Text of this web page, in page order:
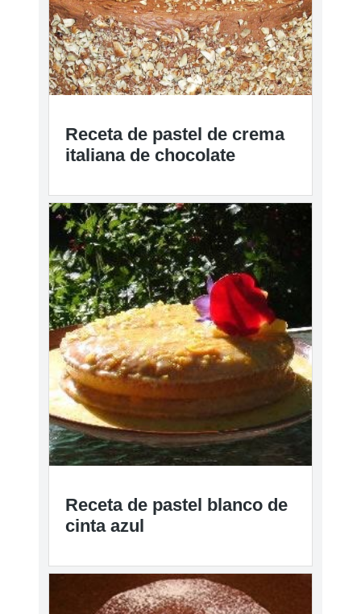
Receta de pastel de crema
italiana de chocolate
Receta de pastel blanco de
cinta azul